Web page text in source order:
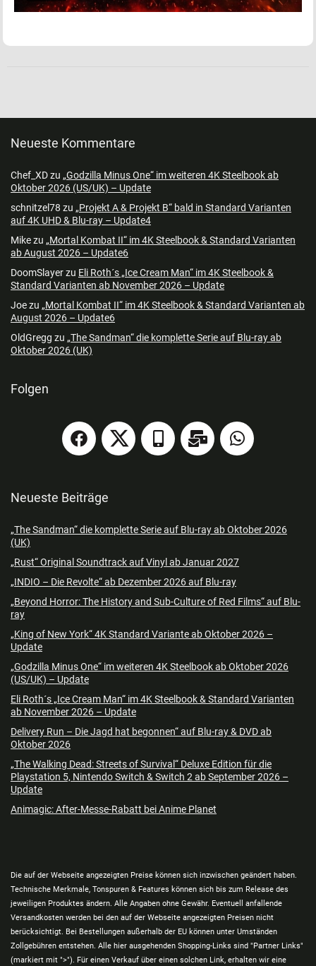
Neueste Kommentare
Chef_XDzu „Godzilla Minus One“ im weiteren 4K Steelbook ab
Oktober 2026 (US/UK) – Update
schnitzel78 zu „Projekt A & Projekt B“ bald in Standard Varianten
auf 4K UHD & Blu-ray – Update4
Mikezu „Mortal Kombat II“ im 4K Steelbook & Standard Varianten
ab August 2026 – Update6
DoomSlayerzu Eli Roth´s „Ice Cream Man“ im 4K Steelbook &
Standard Varianten ab November 2026 – Update
Joezu „Mortal Kombat II“ im 4K Steelbook & Standard Varianten ab
August 2026 – Update6
OldGregg zu „The Sandman“ die komplette Serie auf Blu-ray ab
Oktober 2026 (UK)
Folgen
Neueste Beiträge
„The Sandman“ die komplette Serie auf Blu-ray ab Oktober 2026
(UK)
„Rust“ Original Soundtrack auf Vinyl ab Januar 2027
„INDIO – Die Revolte“ ab Dezember 2026 auf Blu-ray
„Beyond Horror: The History and Sub-Culture of Red Films“ auf Blu-
ray
„King of New York“ 4K Standard Variante ab Oktober 2026 –
Update
„Godzilla Minus One“ im weiteren 4K Steelbook ab Oktober 2026
(US/UK) – Update
Eli Roth´s „Ice Cream Man“ im 4K Steelbook & Standard Varianten
ab November 2026 – Update
Delivery Run – Die Jagd hat begonnen“ auf Blu-ray & DVD ab
Oktober 2026
„The Walking Dead: Streets of Survival“ Deluxe Edition für die
Playstation 5, Nintendo Switch & Switch 2 ab September 2026 –
Update
Animagic: After-Messe-Rabatt bei Anime Planet
Die auf der Webseite angezeigten Preise können sich inzwischen geändert haben.
Technische Merkmale, Tonspuren & Features können sich bis zum Release des
jeweiligen Produktes ändern. Alle Angaben ohne Gewähr. Eventuell anfallende
Versandkosten werden bei den auf der Webseite angezeigten Preisen nicht
berücksichtigt. Bei Bestellungen außerhalb der EU können unter Umständen
Zollgebühren entstehen. Alle hier ausgehenden Shopping-Links sind "Partner Links"
(markiert mit ">"). Für einen Verkauf über einen solchen Link, erhalten wir eine